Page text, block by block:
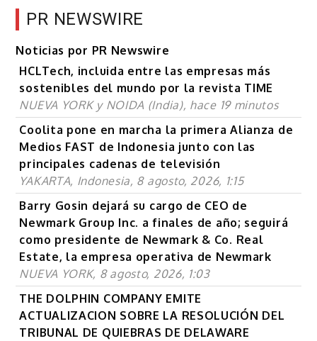
PR NEWSWIRE
Noticias por PR Newswire
HCLTech, incluida entre las empresas más
sostenibles del mundo por la revista TIME
NUEVA YORK y NOIDA (India), hace 19 minutos
Coolita pone en marcha la primera Alianza de
Medios FAST de Indonesia junto con las
principales cadenas de televisión
YAKARTA, Indonesia, 8 agosto, 2026, 1:15
Barry Gosin dejará su cargo de CEO de
Newmark Group Inc. a finales de año; seguirá
como presidente de Newmark & Co. Real
Estate, la empresa operativa de Newmark
NUEVA YORK, 8 agosto, 2026, 1:03
THE DOLPHIN COMPANY EMITE
ACTUALIZACION SOBRE LA RESOLUCIÓN DEL
TRIBUNAL DE QUIEBRAS DE DELAWARE